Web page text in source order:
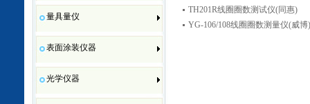
量具量仪
表面涂装仪器
光学仪器
TH201R线圈圈数测试仪(同惠)
YG-106/108线圈圈数测量仪(威博)